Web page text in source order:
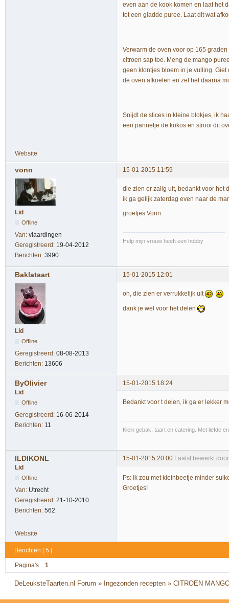
even aan de kook komen en laat het
tot een gladde puree. Laat dit wat
Verwarm de oven voor op 165
citroen sap toe. Meng de mango
geen klontjes bloem in je vulling. Giet
de oven afkoelen en zet het daarna
Snijdt de slices in kleine blokjes, ik
een pannetje de kokos en strooi dit
Website
vonn 15-01-2015 11:59
Lid
Offline
Van: vlaardingen
Geregistreerd: 19-04-2012
Berichten: 3990
die zien er zalig uit, bedankt voor het
ik ga gelijk zaterdag even naar de
groetjes Vonn
Help mijn vrouw heeft een hobby
Baklataart 15-01-2015 12:01
Lid
Offline
Geregistreerd: 08-08-2013
Berichten: 13606
oh, die zien er verrukkelijk uit
dank je wel voor het delen
ByOlivier
15-01-2015 18:24
Lid
Offline
Geregistreerd: 16-06-2014
Berichten: 11
Bedankt voor t delen, ik ga er lekker
Klein gebak, taart en catering. Met liefde
ILDIKONL 15-01-2015 20:00 Laatst bewerkt
Lid
Offline
Van: Utrecht
Geregistreerd: 21-10-2010
Berichten: 562
Ps: Ik zou met kleinbeetje minder
Groetjes!
Website
Berichten [ 5 ]
Pagina's 1
DeLeuksteTaarten.nl Forum » Ingezonden recepten »CITROEN